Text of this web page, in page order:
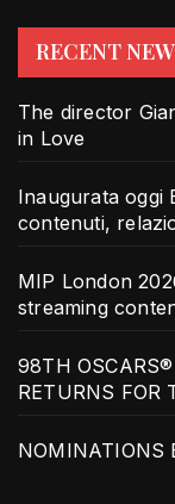
RECENT
The director
in Love
Inaugurata oggi
contenuti,
MIP London
streaming
98TH
RETURNS FOR
NOMINATIONS